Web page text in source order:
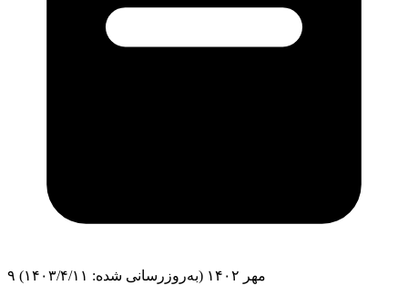
۹ مهر ۱۴۰۲ (به‌روزرسانی شده: ۱۴۰۳/۴/۱۱)